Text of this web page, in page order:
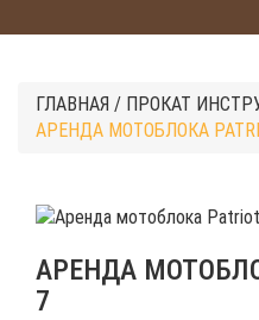
ГЛАВНАЯ / ПРОКАТ
АРЕНДА МОТОБЛОКА
АРЕНДА
7